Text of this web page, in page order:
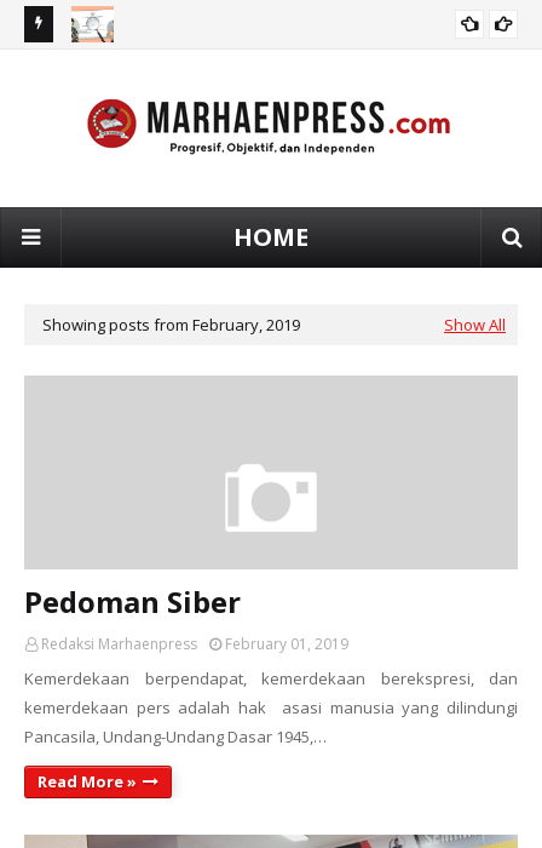
HOME
Showing posts from February, 2019 Show All
Pedoman Siber
Redaksi Marhaenpress February 01, 2019
Kemerdekaan berpendapat, kemerdekaan berekspresi, dan
kemerdekaan pers adalah hak asasi manusia yang dilindungi
Pancasila, Undang-Undang Dasar 1945,…
Read More »